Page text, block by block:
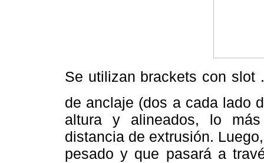
Se utilizan brackets con slot
de anclaje (dos a cada lado
altura y alineados, lo
distancia de extrusión.
pesado y que pasará a